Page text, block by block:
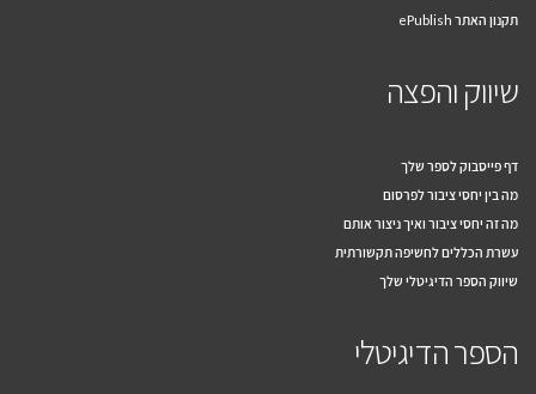
תקנון האתר ePublish
שיווק והפצה
דף פייסבוק לספר שלך
מה בין יחסי ציבור לפרסום
מה זה יחסי ציבור ואיך ניצור אותם
עשרת הכללים לחשיפה תקשורתית
שיווק הספר הדיגיטלי שלך
הספר הדיגיטלי